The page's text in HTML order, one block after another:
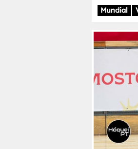
Mundial